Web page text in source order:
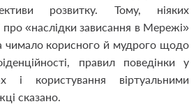
розвитку. Тому, ніяких
про «наслідки зависання в Мережі»
чимало корисного й мудрого щодо
правил поведінки у
і користування віртуальними
сказано.